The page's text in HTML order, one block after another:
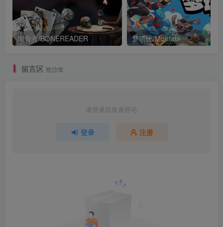
阅骨者/BONEREADER 梦塔比/Montabi
留言区 抢沙发
请登录后发表评论
登录 注册